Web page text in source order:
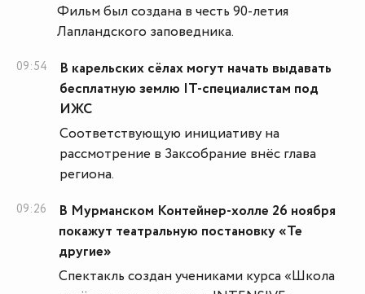
Фильм был создана в честь 90-летия
Лапландского заповедника.
09:54
В карельских сёлах могут начать выдавать
бесплатную землю IT-специалистам под
ИЖС
Соответствующую инициативу на
рассмотрение в Заксобрание внёс глава
региона.
09:26
В Мурманском Контейнер-холле 26 ноября
покажут театральную постановку «Те
другие»
Спектакль создан учениками курса «Школа